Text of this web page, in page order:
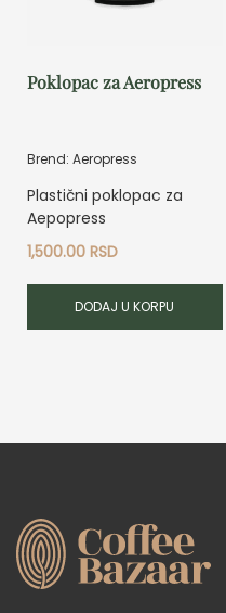
Poklopac za Aeropress
Brend: Aeropress
Plastični poklopac za
Aepopress
1,500.00 RSD
DODAJ U KORPU